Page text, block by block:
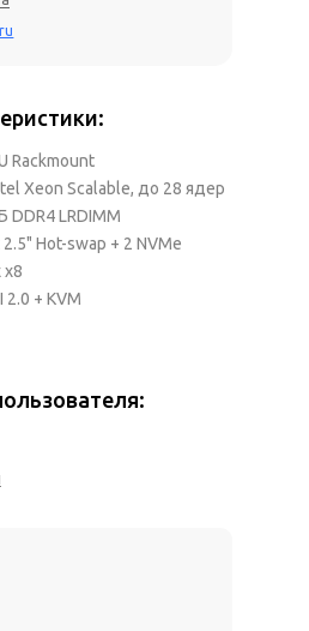
Rackmount
Xeon Scalable, до 28 ядер
LRDIMM
Hot-swap + 2 NVMe
x8
+ KVM